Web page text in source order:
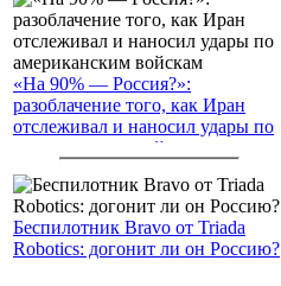
«На 90% — Россия?»:
разоблачение того, как Иран
отслеживал и наносил удары по
американским войскам
Беспилотник Bravo от Triada
Robotics: догонит ли он Россию?